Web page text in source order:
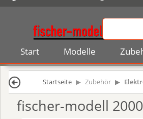
Start Modelle
Startseite Zubehör
fischer-modell